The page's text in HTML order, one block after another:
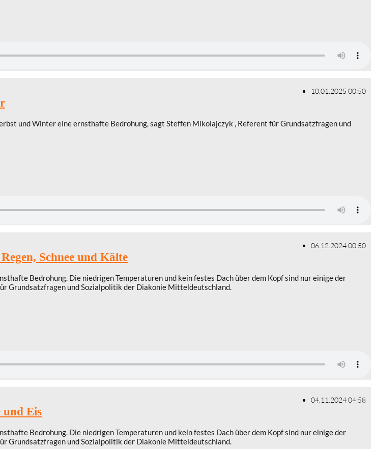
10.01.2025 00:50
und Winter eine ernsthafte Bedrohung, sagt Steffen Mikolajczyk , Referent für Grundsatzfragen und
06.12.2024 00:50
Schnee und Kälte
Bedrohung. Die niedrigen Temperaturen und kein festes Dach über dem Kopf sind nur einige der
Grundsatzfragen und Sozialpolitik der Diakonie Mitteldeutschland.
04.11.2024 04:58
und Eis
Bedrohung. Die niedrigen Temperaturen und kein festes Dach über dem Kopf sind nur einige der
Grundsatzfragen und Sozialpolitik der Diakonie Mitteldeutschland.